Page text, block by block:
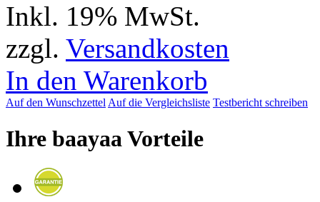
Inkl. 19% MwSt.
zzgl. Versandkosten
In den Warenkorb
Auf den Wunschzettel Auf die Vergleichsliste Testbericht schreiben
Ihre baayaa Vorteile